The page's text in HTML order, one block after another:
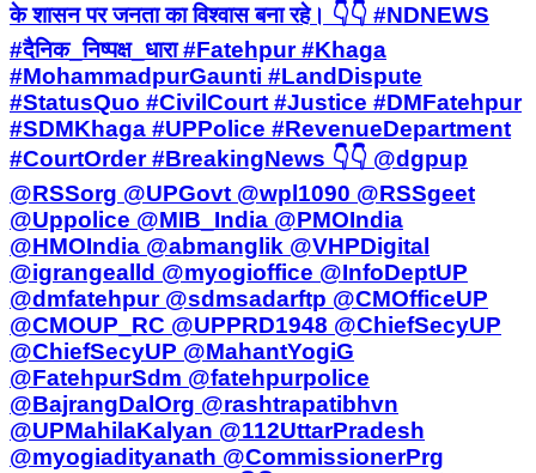
के शासन पर जनता का विश्वास बना रहे। 👇👇 #NDNEWS
#दैनिक_निष्पक्ष_धारा #Fatehpur #Khaga
#MohammadpurGaunti #LandDispute
#StatusQuo #CivilCourt #Justice #DMFatehpur
#SDMKhaga #UPPolice #RevenueDepartment
#CourtOrder #BreakingNews 👇👇 @dgpup
@RSSorg @UPGovt @wpl1090 @RSSgeet
@Uppolice @MIB_India @PMOIndia
@HMOIndia @abmanglik @VHPDigital
@igrangealld @myogioffice @InfoDeptUP
@dmfatehpur @sdmsadarftp @CMOfficeUP
@CMOUP_RC @UPPRD1948 @ChiefSecyUP
@ChiefSecyUP @MahantYogiG
@FatehpurSdm @fatehpurpolice
@BajrangDalOrg @rashtrapatibhvn
@UPMahilaKalyan @112UttarPradesh
@myogiadityanath @CommissionerPrg